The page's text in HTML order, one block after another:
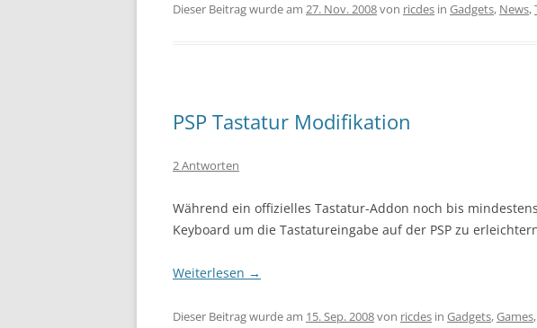
Dieser Beitrag wurde am 27. Nov. 2008von ricdes in Gadgets, News,
PSP Tastatur Modifikation
2 Antworten
Während ein offizielles Tastatur-Addon noch bis
Keyboard um die Tastatureingabe auf der PSP zu
Weiterlesen →
Dieser Beitrag wurde am 15. Sep. 2008von ricdes in Gadgets,Games,